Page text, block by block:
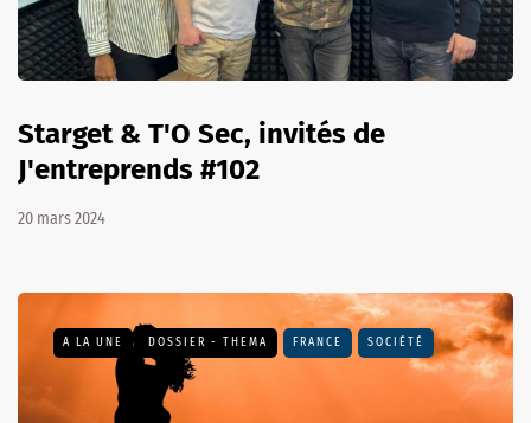
Starget & T'O Sec, invités de
J'entreprends #102
20 mars 2024
A LA UNE DOSSIER - THEMA FRANCE SOCIÉTÉ